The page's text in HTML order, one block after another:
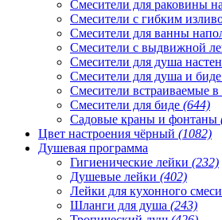
Смесители для раковины
Смесители с гибким
Смесители для ванны
Смесители с выдвижной
Смесители для душа
Смесители для душа и
Смесители встраиваемые в
Смесители для биде (644)
Садовые краны и фонтаны
Цвет настроения чёрный (1082)
Душевая программа
Гигиенические лейки (232)
Душевые лейки (402)
Лейки для кухонного
Шланги для душа (243)